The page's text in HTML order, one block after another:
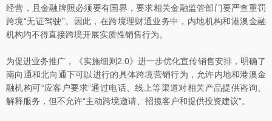
经营，且金融牌照必须要有国界，要求相关金融监管部门要严查重罚
跨境“无证驾驶”。因此，在跨境理财通业务中，内地机构和港澳金融
机构均不得直接跨境开展实质性销售行为。
为促进业务推广，《实施细则2.0》进一步优化宣传销售安排，明确了
南向通和北向通下可以进行的具体跨境营销行为，允许内地和港澳金
融机构可“应客户要求”通过电话、线上等渠道对相关产品提供咨询、
解释服务，但不允许“主动跨境邀请、招揽客户和提供投资建议”。